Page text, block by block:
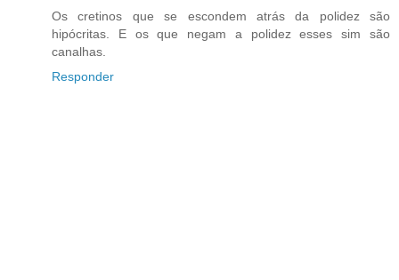
Os cretinos que se escondem atrás da polidez são
hipócritas. E os que negam a polidez esses sim são
canalhas.
Responder